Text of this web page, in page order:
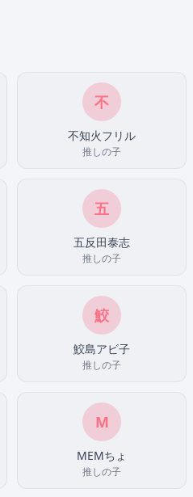
不
不知火フリル
推しの子
五
五反田泰志
推しの子
鮫
鮫島アビ子
推しの子
M
MEMちょ
推しの子